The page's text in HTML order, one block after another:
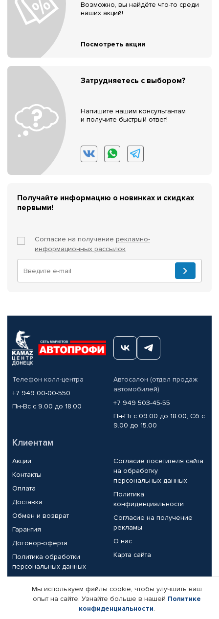
Возможно, вы найдёте что-то среди
наших акций!
Посмотреть акции
Затрудняетесь с выбором?
Напишите нашим консультантам
и получите быстрый ответ!
Получайте информацию о новинках и скидках
первыми!
Согласие на получение рекламно-
информационных рассылок
Телефон колл-центра
+7 949 00-00-550
Пн-Вс с 9.00 до 18.00
Автосалон (отдел продаж
автомобилей)
+7 949 503-45-55
Пн-Пт с 09.00 до 18.00, Сб с
9.00 до 15.00
Клиентам
Акции
Контакты
Оплата
Доставка
Обмен и возврат
Гарантия
Договор-оферта
Политика обработки
персональных данных
Согласие посетителя сайта
на обработку
персональных данных
Политика
конфиденциальности
Согласие на получение
рекламы
О нас
Карта сайта
Партнерам
Корпоративным клиентам
Реквизиты компании
Мы используем файлы cookie, чтобы улучшить ваш
опыт на сайте. Узнайте больше в нашей Политике
конфиденциальности.